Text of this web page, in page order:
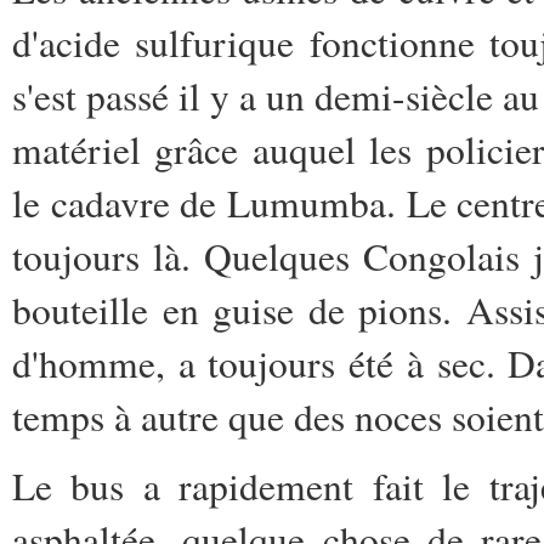
d'acide sulfurique fonctionne
s'est passé il y a un demi-siècle
matériel grâce auquel les
le cadavre de Lumumba. Le
toujours là. Quelques Congolais
bouteille en guise de pions.
d'homme, a toujours été à sec.
temps à autre que des noces
Le bus a rapidement fait le